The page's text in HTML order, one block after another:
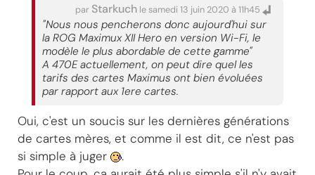
par Starkuch le samedi 13 juin 2020 à 11h45
"Nous nous pencherons donc aujourd'hui sur
la ROG Maximux XII Hero en version Wi-Fi, le
modèle le plus abordable de cette gamme"
A 470E actuellement, on peut dire quel les
tarifs des cartes Maximus ont bien évoluées
par rapport aux 1ere cartes.
Oui, c'est un soucis sur les dernières générations
de cartes mères, et comme il est dit, ce n'est pas
si simple à juger
.